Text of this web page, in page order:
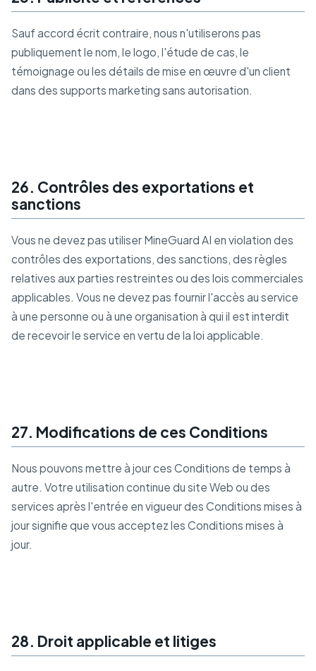
Sauf accord écrit contraire, nous n'utiliserons pas
publiquement le nom, le logo, l'étude de cas, le
témoignage ou les détails de mise en œuvre d'un client
dans des supports marketing sans autorisation.
26. Contrôles des exportations et
sanctions
Vous ne devez pas utiliser MineGuard AI en violation des
contrôles des exportations, des sanctions, des règles
relatives aux parties restreintes ou des lois commerciales
applicables. Vous ne devez pas fournir l'accès au service
à une personne ou à une organisation à qui il est interdit
de recevoir le service en vertu de la loi applicable.
27. Modifications de ces Conditions
Nous pouvons mettre à jour ces Conditions de temps à
autre. Votre utilisation continue du site Web ou des
services après l'entrée en vigueur des Conditions mises à
jour signifie que vous acceptez les Conditions mises à
jour.
28. Droit applicable et litiges